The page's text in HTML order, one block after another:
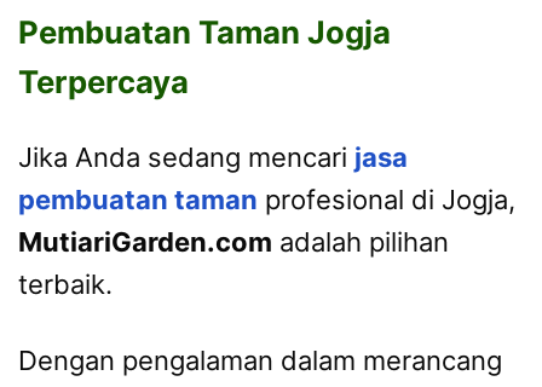
Pembuatan Taman Jogja
Terpercaya
Jika Anda sedang mencari jasa
pembuatan taman profesional di Jogja,
MutiariGarden.com adalah pilihan
terbaik.
Dengan pengalaman dalam merancang